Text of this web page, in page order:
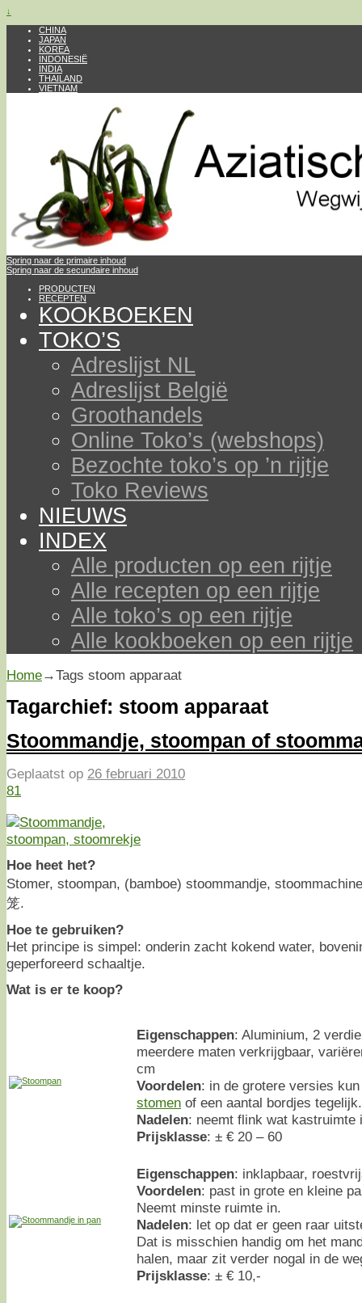
↓
CHINA
JAPAN
KOREA
INDONESIË
INDIA
THAILAND
VIETNAM
Spring naar de primaire inhoud
Spring naar de secundaire inhoud
PRODUCTEN
RECEPTEN
KOOKBOEKEN
TOKO’S
Adreslijst NL
Adreslijst België
Groothandels
Online Toko’s (webshops)
Bezochte toko’s op ’n rijtje
Toko Reviews
NIEUWS
INDEX
Alle producten op een rijtje
Alle recepten op een rijtje
Alle toko’s op een rijtje
Alle kookboeken op een rijtje
Home→Tags stoom apparaat
Tagarchief: stoom apparaat
Stoommandje, stoompan of
Geplaatst op 26 februari 2010
81
Hoe heet het?
Stomer, stoompan, (bamboe) stoommandje,
笼.
Hoe te gebruiken?
Het principe is simpel: onderin zacht kokend water,
geperforeerd schaaltje.
Wat is er te koop?
Eigenschappen: Aluminium, 2
meerdere maten verkrijgbaar,
cm
Voordelen: in de grotere versies
stomen of een aantal bordjes tegelijk.
Nadelen: neemt flink wat kastruimte
Prijsklasse: ± € 20 – 60
Eigenschappen: inklapbaar,
Voordelen: past in grote en kleine
Neemt minste ruimte in.
Nadelen: let op dat er geen raar
Dat is misschien handig om het
halen, maar zit verder nogal in de
Prijsklasse: ± € 10,-